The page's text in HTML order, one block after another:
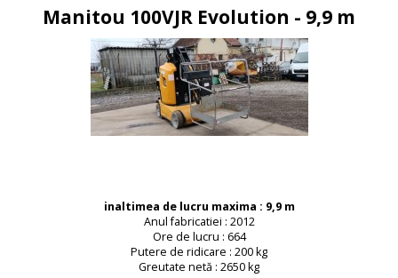
Manitou 100VJR Evolution - 9,9 m
inaltimea de lucru maxima : 9,9 m
Anul fabricatiei : 2012
Ore de lucru : 664
Putere de ridicare : 200 kg
Greutate netă : 2650 kg